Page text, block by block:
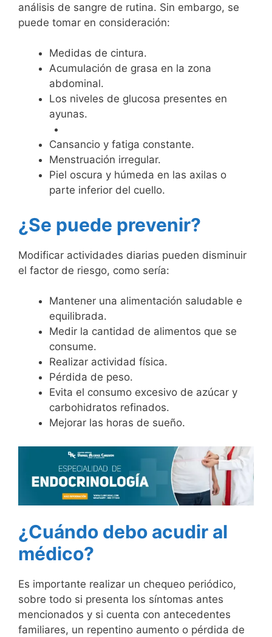
análisis de sangre de rutina. Sin embargo, se
puede tomar en consideración:
Medidas de cintura.
Acumulación de grasa en la zona
abdominal.
Los niveles de glucosa presentes en
ayunas.
Cansancio y fatiga constante.
Menstruación irregular.
Piel oscura y húmeda en las axilas o
parte inferior del cuello.
¿Se puede prevenir?
Modificar actividades diarias pueden disminuir
el factor de riesgo, como sería:
Mantener una alimentación saludable e
equilibrada.
Medir la cantidad de alimentos que se
consume.
Realizar actividad física.
Pérdida de peso.
Evita el consumo excesivo de azúcar y
carbohidratos refinados.
Mejorar las horas de sueño.
¿Cuándo debo acudir al
médico?
Es importante realizar un chequeo periódico,
sobre todo si presenta los síntomas antes
mencionados y si cuenta con antecedentes
familiares, un repentino aumento o pérdida de